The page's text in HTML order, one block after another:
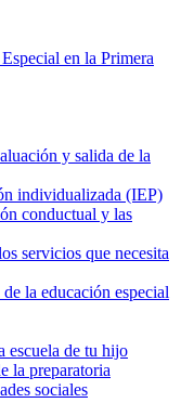
en la Primera
y salida de la
individualizada (IEP)
conductual y las
servicios que necesita
la educación especial
escuela de tu hijo
la preparatoria
sociales